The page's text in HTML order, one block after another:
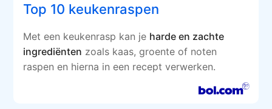
Top 10 keukenraspen
Met een keukenrasp kan je harde en zachte
ingrediënten zoals kaas, groente of noten
raspen en hierna in een recept verwerken.